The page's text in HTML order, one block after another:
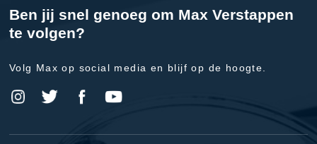
Ben jij snel genoeg om Max Verstappen
te volgen?
Volg Max op social media en blijf op de hoogte.